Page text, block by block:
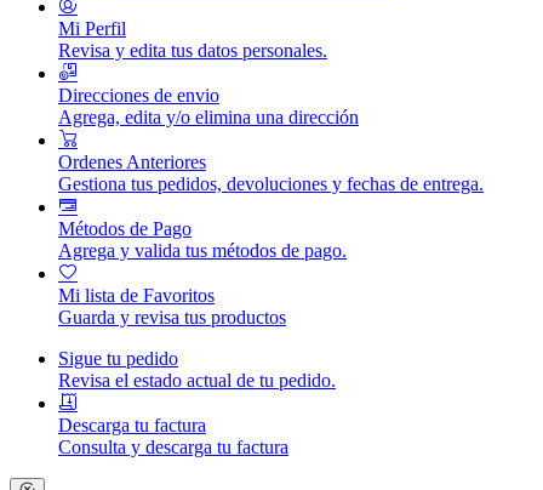
Mi Perfil
Revisa y edita tus datos personales.
Direcciones de envio
Agrega, edita y/o elimina una dirección
Ordenes Anteriores
Gestiona tus pedidos, devoluciones y fechas de entrega.
Métodos de Pago
Agrega y valida tus métodos de pago.
Mi lista de Favoritos
Guarda y revisa tus productos
Sigue tu pedido
Revisa el estado actual de tu pedido.
Descarga tu factura
Consulta y descarga tu factura